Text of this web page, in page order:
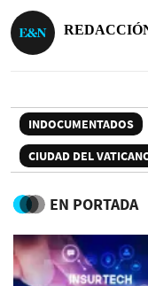
INDOCUMENTADOS
CIUDAD DEL
EN PORTADA